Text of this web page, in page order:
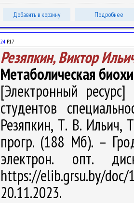
Добавить в корзину Подробнее
24 Р17
Резяпкин, Виктор
Метаболическая
[Электронный
студентов
Резяпкин, Т. В. Ильич,
прогр. (188 Мб). –
электрон. опт.
https://elib.grsu.by/
20.11.2023.